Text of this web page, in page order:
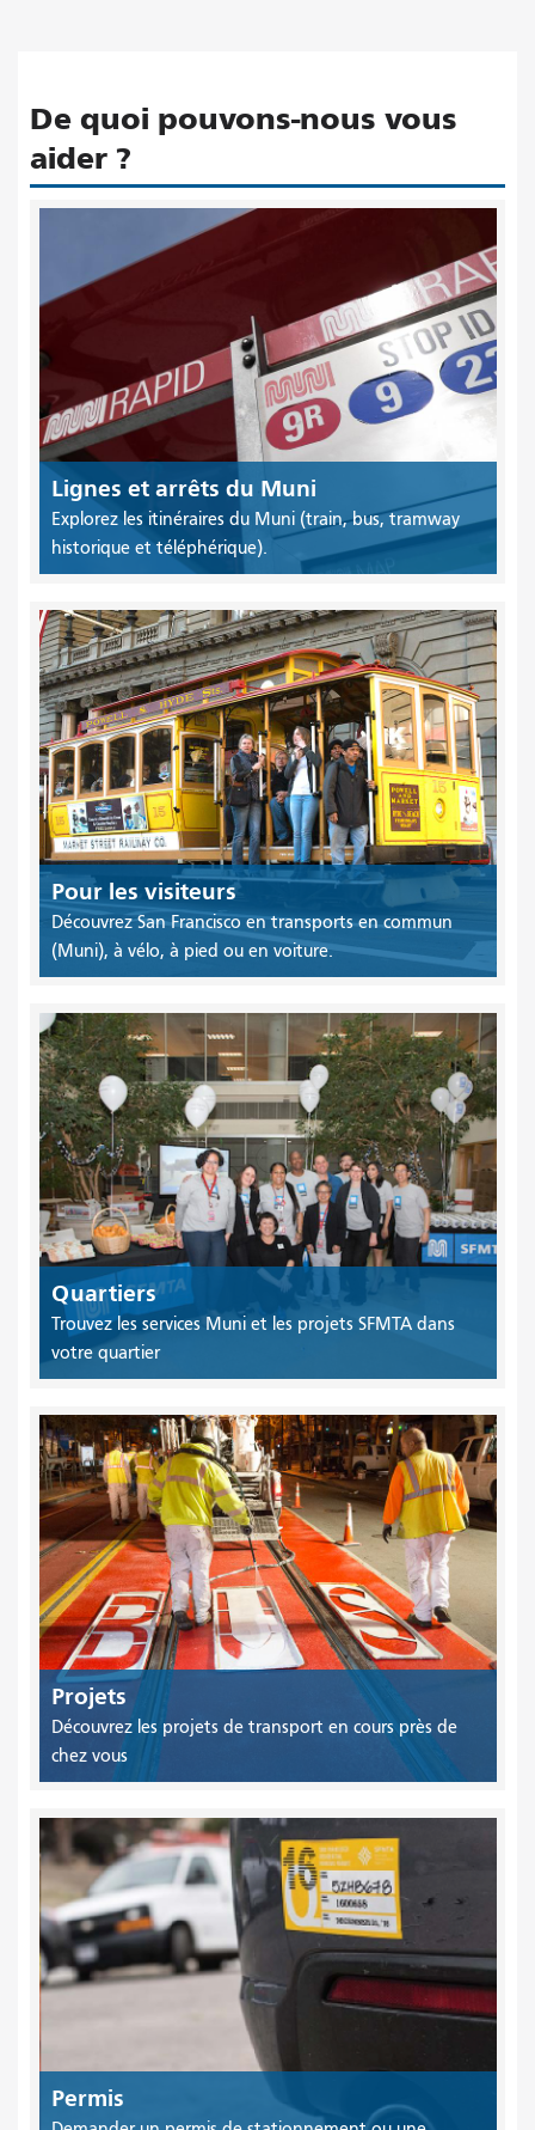
De quoi pouvons-nous vous
aider ?
Lignes et arrêts du Muni
Explorez les itinéraires du Muni (train, bus, tramway
historique et téléphérique).
Pour les visiteurs
Découvrez San Francisco en transports en commun
(Muni), à vélo, à pied ou en voiture.
Quartiers
Trouvez les services Muni et les projets SFMTA dans
votre quartier
Projets
Découvrez les projets de transport en cours près de
chez vous
Permis